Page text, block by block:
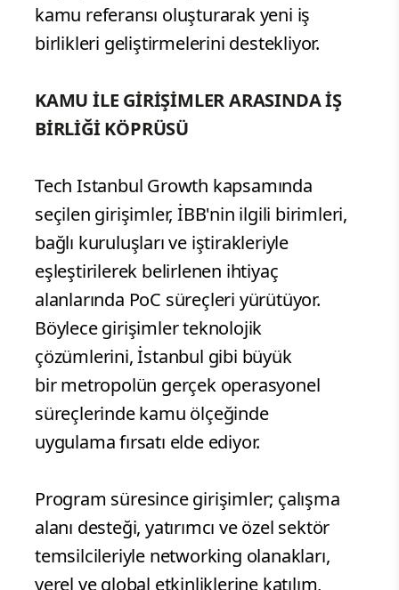
kamu referansı oluşturarak yeni iş
birlikleri geliştirmelerini destekliyor.
KAMU İLE GİRİŞİMLER ARASINDA İŞ
BİRLİĞİ KÖPRÜSÜ
Tech Istanbul Growth kapsamında
seçilen girişimler, İBB'nin ilgili birimleri,
bağlı kuruluşları ve iştirakleriyle
eşleştirilerek belirlenen ihtiyaç
alanlarında PoC süreçleri yürütüyor.
Böylece girişimler teknolojik
çözümlerini, İstanbul gibi büyük
bir metropolün gerçek operasyonel
süreçlerinde kamu ölçeğinde
uygulama fırsatı elde ediyor.
Program süresince girişimler; çalışma
alanı desteği, yatırımcı ve özel sektör
temsilcileriyle networking olanakları,
yerel ve global etkinliklerine katılım,